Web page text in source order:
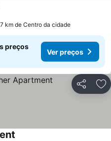
km de Centro da cidade
preços
Ver preços
Partilhar